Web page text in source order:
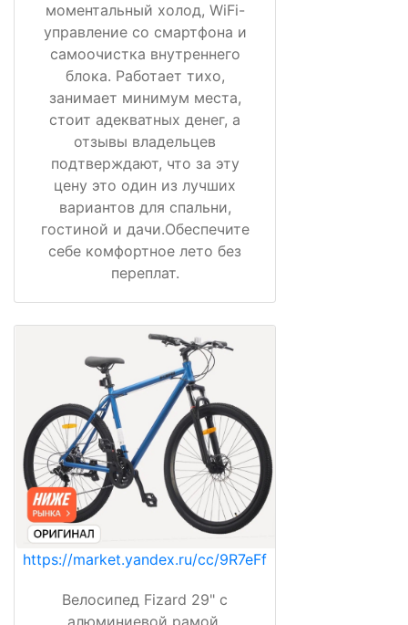
моментальный холод, WiFi-
управление со смартфона и
самоочистка внутреннего
блока. Работает тихо,
занимает минимум места,
стоит адекватных денег, а
отзывы владельцев
подтверждают, что за эту
цену это один из лучших
вариантов для спальни,
гостиной и дачи.Обеспечите
себе комфортное лето без
переплат.
https://market.yandex.ru/cc/9R7eFf
Велосипед Fizard 29" с
алюминиевой рамой,